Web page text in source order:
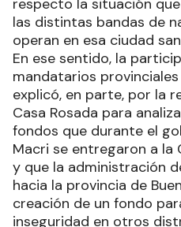
las distintas bandas de
operan en esa ciudad
En ese sentido, la
mandatarios
explicó, en parte, por la
Casa Rosada para
fondos que durante el
Macri se entregaron a la
y que la administración
hacia la provincia de
creación de un fondo
inseguridad en otros